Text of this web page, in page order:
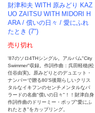
財津和夫 WITH 原みどり KAZ
UO ZAITSU WITH MIDORI H
ARA / 償いの日々 / 愛にふれ
たとき (7")
売り切れ
'87のソロ4THシングル。アルバム"City
Swimmer"収録。作詞作曲：呉田軽穂(松
任谷由実)。原みどりとのデュエット・
ナンバーで贈る80'S後期らしいクリス
タルなイキフンのセンチメンタルなバ
ラードの名曲"償いの日々"！！財津自身
作詞作曲のドリーミー・ポップ"愛にふ
れたとき"をカップリング。